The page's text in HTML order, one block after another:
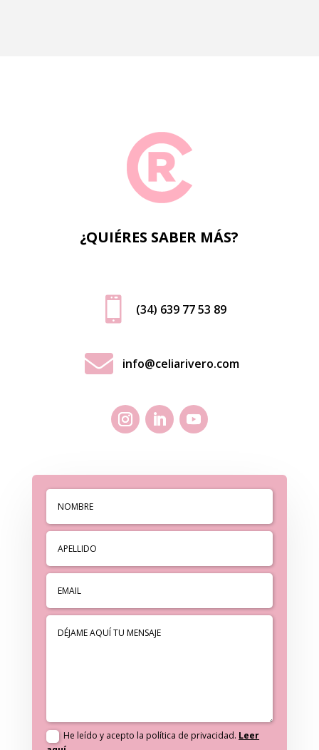
¿QUIÉRES SABER MÁS?
 (34) 639 77 53 89
 info@celiarivero.com
He leído y acepto la política de privacidad. Leer